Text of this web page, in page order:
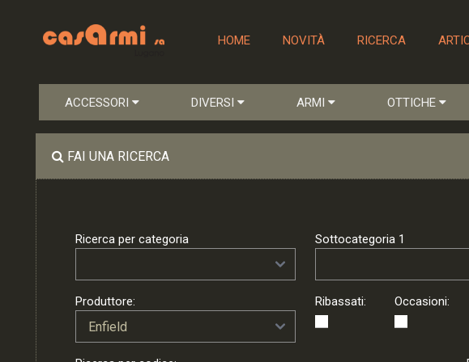
HOME NOVITÀ RICERCA
ACCESSORI DIVERSI ARMI OTTICHE
FAI UNA RICERCA
Ricerca per categoria Sottocategoria 1
Produttore: Ribassati: Occasioni: